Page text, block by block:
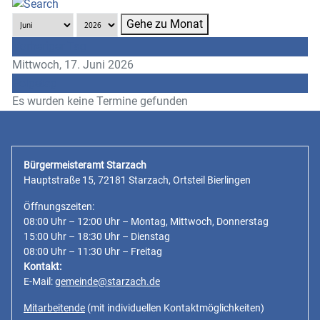
Gehe zu Monat
Mittwoch, 17. Juni 2026
Es wurden keine Termine gefunden
Bürgermeisteramt Starzach
Hauptstraße 15, 72181 Starzach, Ortsteil Bierlingen
Öffnungszeiten:
08:00 Uhr – 12:00 Uhr – Montag, Mittwoch, Donnerstag
15:00 Uhr – 18:30 Uhr – Dienstag
08:00 Uhr – 11:30 Uhr – Freitag
Kontakt:
E-Mail:gemeinde@starzach.de
Mitarbeitende (mit individuellen Kontaktmöglichkeiten)